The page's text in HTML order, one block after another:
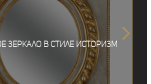
зеркало в стиле историзм